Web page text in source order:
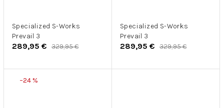
Specialized S-Works
Prevail 3
289,95 € 329,95 €
Specialized S-Works
Prevail 3
289,95 € 329,95 €
–24 %